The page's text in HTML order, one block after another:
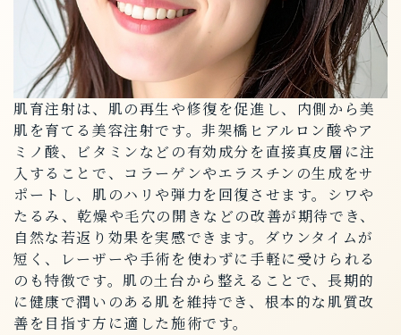
肌育注射は、肌の再生や修復を促進し、内側から美
肌を育てる美容注射です。非架橋ヒアルロン酸やア
ミノ酸、ビタミンなどの有効成分を直接真皮層に注
入することで、コラーゲンやエラスチンの生成をサ
ポートし、肌のハリや弾力を回復させます。シワや
たるみ、乾燥や毛穴の開きなどの改善が期待でき、
自然な若返り効果を実感できます。ダウンタイムが
短く、レーザーや手術を使わずに手軽に受けられる
のも特徴です。肌の土台から整えることで、長期的
に健康で潤いのある肌を維持でき、根本的な肌質改
善を目指す方に適した施術です。